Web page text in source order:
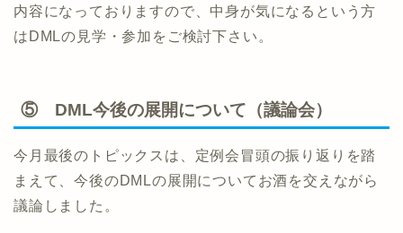
内容になっておりますので、中身が気になるという方
はDMLの見学・参加をご検討下さい。
⑤ DML今後の展開について（議論会）
今月最後のトピックスは、定例会冒頭の振り返りを踏
まえて、今後のDMLの展開についてお酒を交えながら
議論しました。